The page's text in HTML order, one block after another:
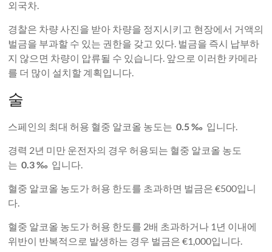
외국차.
경찰은 차량 사진을 받아 차량을 정지시키고 현장에서 거액의
벌금을 부과할 수 있는 권한을 갖고 있다. 벌금을 즉시 납부하
지 않으면 차량이 압류될 수 있습니다. 앞으로 이러한 카메라
를 더 많이 설치할 계획입니다.
술
스페인의 최대 허용 혈중 알코올 농도는0.5 ‰ 입니다.
경력 2년 미만 운전자의 경우 허용되는 혈중 알코올 농도
는0.3 ‰ 입니다.
혈중 알코올 농도가 허용 한도를 초과하면 벌금은 €500입니
다.
혈중 알코올 농도가 허용 한도를 2배 초과하거나 1년 이내에
위반이 반복적으로 발생하는 경우 벌금은 €1,000입니다.